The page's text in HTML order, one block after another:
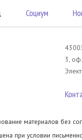
Социум
3,
материалов без
при условии